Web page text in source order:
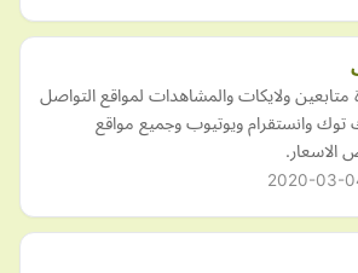
متابعين ولايكات والمشاهدات لمواقع التواصل
وانستقرام ويوتيوب وجميع مواقع
الاسعار.
2020-03-